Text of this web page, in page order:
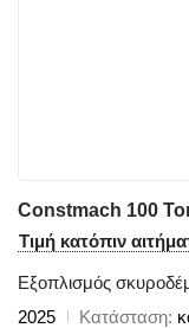
Constmach 100
Τιμή κατόπιν
Εξοπλισμός
2025
Κατάσταση